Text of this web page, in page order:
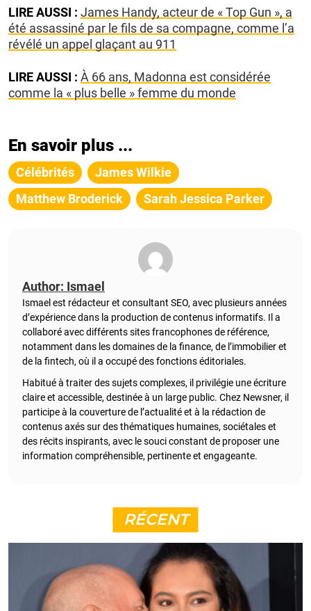
LIRE AUSSI : James Handy, acteur de « Top Gun », a
été assassiné par le fils de sa compagne, comme l’a
révélé un appel glaçant au 911
LIRE AUSSI : À 66 ans, Madonna est considérée
comme la « plus belle » femme du monde
En savoir plus ...
Célébrités
James Wilkie
Matthew Broderick
Sarah Jessica Parker
Author: Ismael
Ismael est rédacteur et consultant SEO, avec plusieurs années
d’expérience dans la production de contenus informatifs. Il a
collaboré avec différents sites francophones de référence,
notamment dans les domaines de la finance, de l’immobilier et
de la fintech, où il a occupé des fonctions éditoriales.
Habitué à traiter des sujets complexes, il privilégie une écriture
claire et accessible, destinée à un large public. Chez Newsner, il
participe à la couverture de l’actualité et à la rédaction de
contenus axés sur des thématiques humaines, sociétales et
des récits inspirants, avec le souci constant de proposer une
information compréhensible, pertinente et engageante.
RÉCENT